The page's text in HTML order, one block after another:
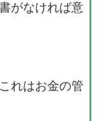
がなければ意
れはお金の管